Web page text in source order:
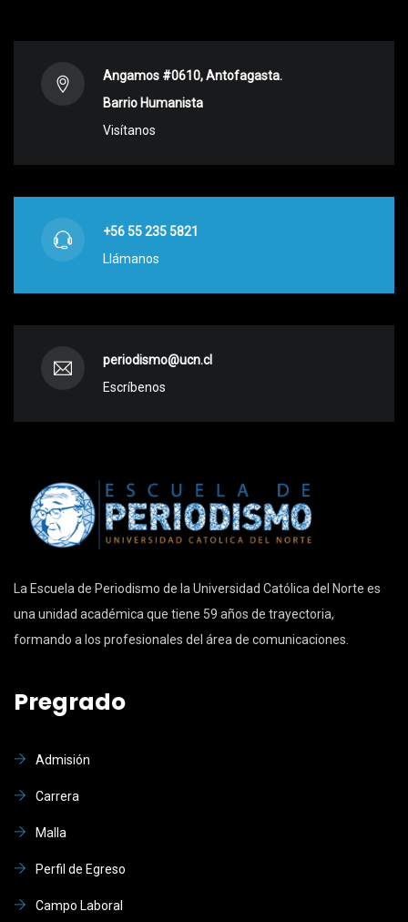
Angamos #0610, Antofagasta.
Barrio Humanista
Visítanos
+56 55 235 5821
Llámanos
periodismo@ucn.cl
Escríbenos
La Escuela de Periodismo de la Universidad Católica del Norte es
una unidad académica que tiene 59 años de trayectoria,
formando a los profesionales del área de comunicaciones.
Pregrado
Admisión
Carrera
Malla
Perfil de Egreso
Campo Laboral